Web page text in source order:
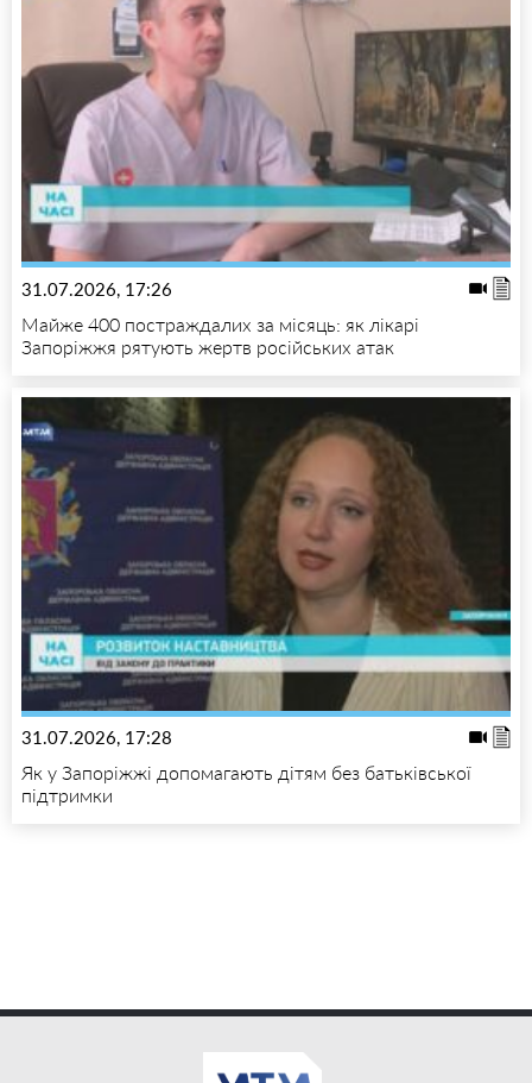
31.07.2026, 17:26
Майже 400 постраждалих за місяць: як лікарі
Запоріжжя рятують жертв російських атак
31.07.2026, 17:28
Як у Запоріжжі допомагають дітям без батьківської
підтримки